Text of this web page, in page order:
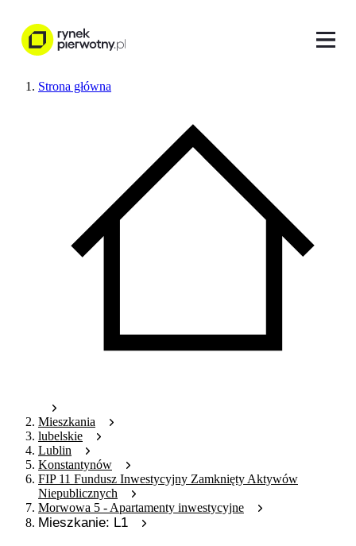
Strona główna
Mieszkania
lubelskie
Lublin
Konstantynów
FIP 11 Fundusz Inwestycyjny Zamknięty Aktywów
Niepublicznych
Morwowa 5 - Apartamenty inwestycyjne
Mieszkanie: L1